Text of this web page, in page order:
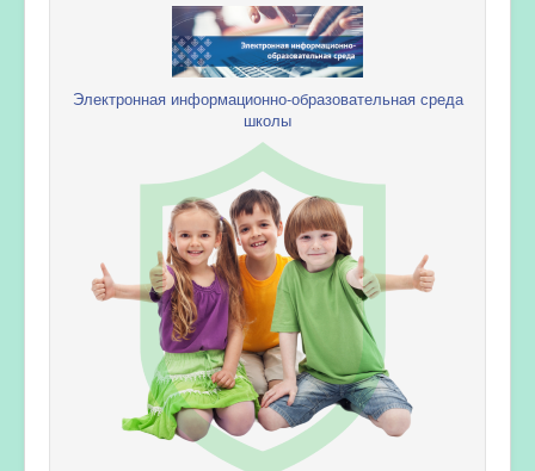
Электронная информационно-образовательная среда
школы